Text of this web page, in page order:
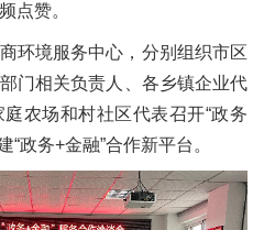
点赞。
环境服务中心，分别组织市区
门相关负责人、各乡镇企业代
农场和村社区代表召开“政务
政务+金融”合作新平台。